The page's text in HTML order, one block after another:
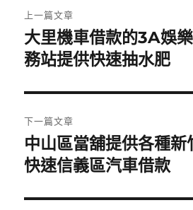
章
導
覽
上一篇文章
上
一
文
章:
大里機車借款的3A娛
務站提供快速抽水肥
下一篇文章
下
一
文
中山區當舖提供各種新
快速信義區汽車借款